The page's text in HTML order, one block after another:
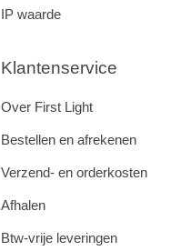
Klantenservice
Over First Light
Bestellen en afrekenen
Verzend- en orderkosten
Afhalen
Btw-vrije leveringen
IP waarde